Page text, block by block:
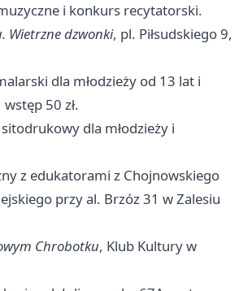
i konkurs recytatorski.
Wietrzne dzwonki, pl. Piłsudskiego 9,
dla młodzieży od 13 lat i
50 zł.
dla młodzieży i
z edukatorami z Chojnowskiego
przy al. Brzóz 31 w Zalesiu
Chrobotku, Klub Kultury w